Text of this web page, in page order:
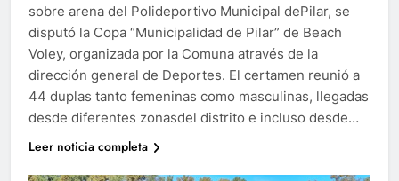
sobre arena del Polideportivo Municipal dePilar, se
disputó la Copa “Municipalidad de Pilar” de Beach
Voley, organizada por la Comuna através de la
dirección general de Deportes. El certamen reunió a
44 duplas tanto femeninas como masculinas, llegadas
desde diferentes zonasdel distrito e incluso desde…
Leer noticia completa